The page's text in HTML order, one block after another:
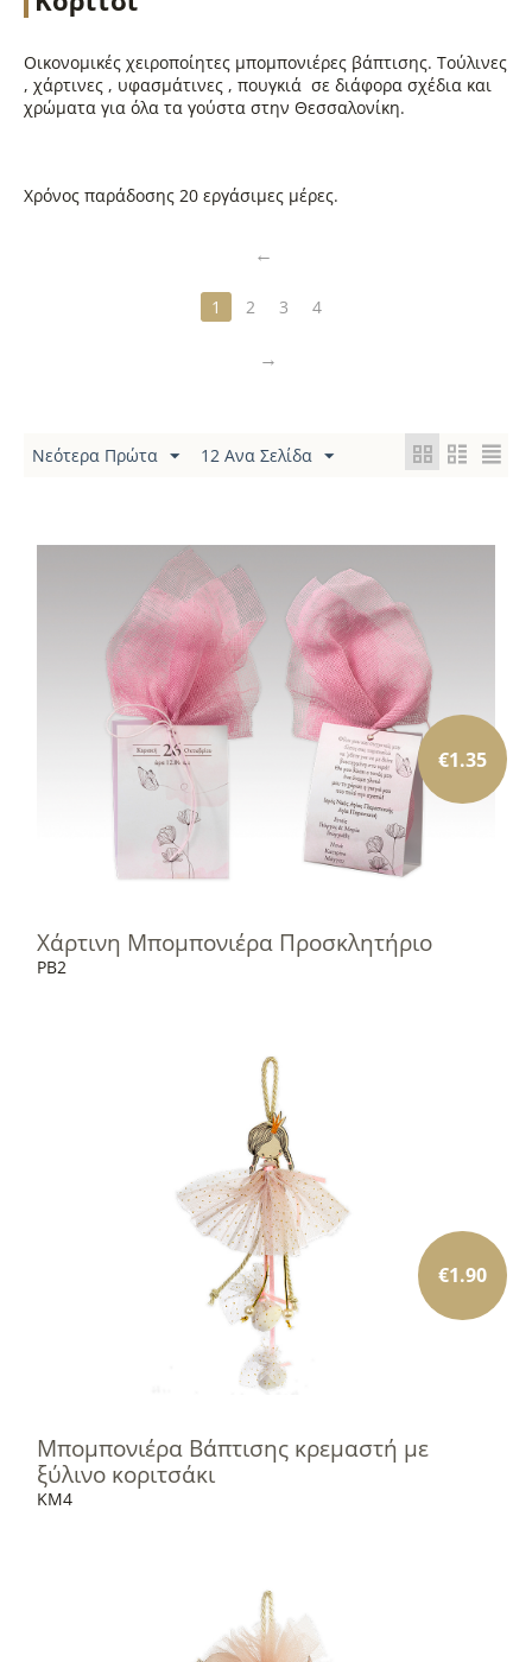
Οικονομικές χειροποίητες μπομπονιέρες βάπτισης. Τούλινες
, χάρτινες , υφασμάτινες , πουγκιά σε διάφορα σχέδια και
χρώματα για όλα τα γούστα στην Θεσσαλονίκη.
Χρόνος παράδοσης 20 εργάσιμες μέρες.
1 2 3 4
Νεότερα Πρώτα 12 Ανα Σελίδα
Χάρτινη Μπομπονιέρα Προσκλητήριο
PB2
€1.35
Μπομπονιέρα Βάπτισης κρεμαστή με
ξύλινο κοριτσάκι
KM4
€1.90